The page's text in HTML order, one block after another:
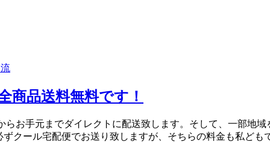
商品送料無料です！
らお手元までダイレクトに配送致します。そして、一部地域
クール宅配便でお送り致しますが、そちらの料金も私ども